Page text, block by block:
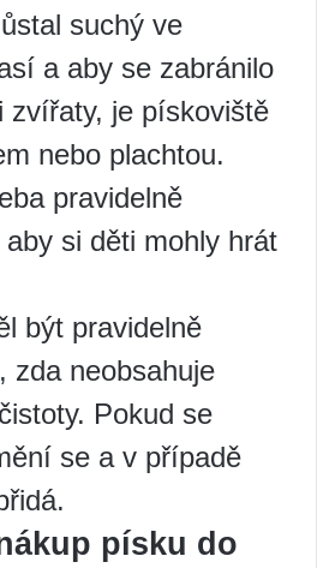
suchý ve
a aby se zabránilo
zvířaty, je pískoviště
nebo plachtou.
pravidelně
si děti mohly hrát
být pravidelně
zda neobsahuje
Pokud se
se a v případě
písku do